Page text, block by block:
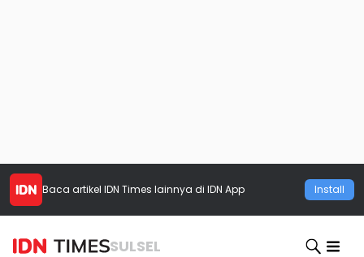
Baca artikel IDN Times lainnya di IDN App Install
SULSEL